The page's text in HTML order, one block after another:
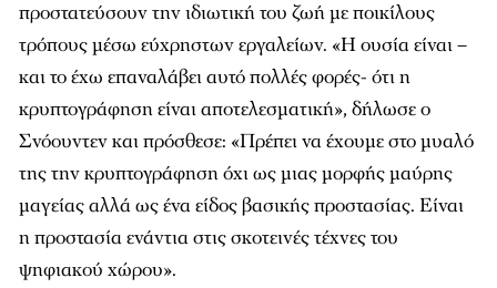
προστατεύσουν την ιδιωτική του ζωή με ποικίλους
τρόπους μέσω εύχρηστων εργαλείων. «Η ουσία είναι –
και το έχω επαναλάβει αυτό πολλές φορές- ότι η
κρυπτογράφηση είναι αποτελεσματική», δήλωσε ο
Σνόουντεν και πρόσθεσε: «Πρέπει να έχουμε στο μυαλό
της την κρυπτογράφηση όχι ως μιας μορφής μαύρης
μαγείας αλλά ως ένα είδος βασικής προστασίας. Είναι
η προστασία ενάντια στις σκοτεινές τέχνες του
ψηφιακού χώρου».